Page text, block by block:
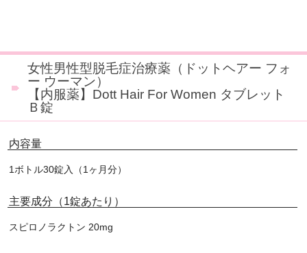
女性男性型脱毛症治療薬（ドットヘアー フォ
ー ウーマン）
【内服薬】Dott Hair For Women タブレット
Ｂ錠
内容量
1ボトル30錠入（1ヶ月分）
主要成分（1錠あたり）
スピロノラクトン 20mg